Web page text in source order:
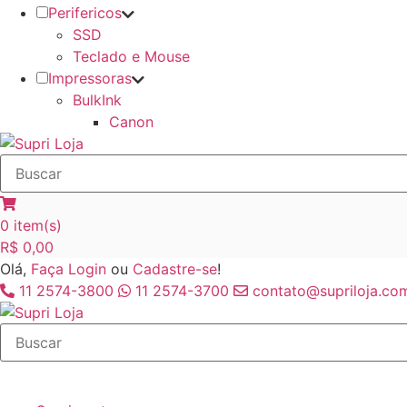
Perifericos
SSD
Teclado e Mouse
Impressoras
BulkInk
Canon
0 item(s)
R$ 0,00
Olá, Faça Login ou Cadastre-se!
11 2574-3800
11 2574-3700